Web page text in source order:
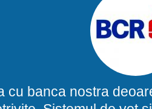
cu banca nostra